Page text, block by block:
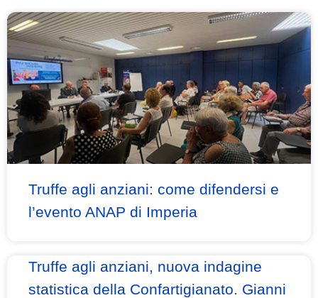
Truffe agli anziani: come difendersi e
l’evento ANAP di Imperia
Truffe agli anziani, nuova indagine
statistica della Confartigianato. Gianni